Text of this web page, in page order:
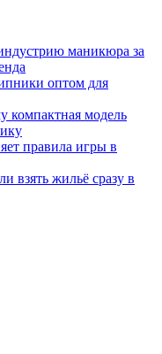
маникюра за
оптом для
компактная модель
правила игры в
взять жильё сразу в